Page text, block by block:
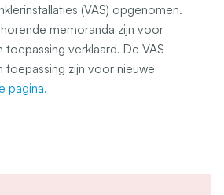
(VAS) opgenomen.
memoranda zijn voor
toepassing verklaard. De VAS-
toepassing zijn voor nieuwe
pagina.